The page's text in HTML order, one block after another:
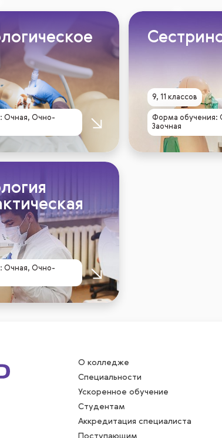
Очная, Очно-
9, 11 классов
Форма обучения:
Заочная
Очная, Очно-
О колледже
Специальности
Ускоренное обучение
Студентам
Аккредитация специалиста
Поступающим